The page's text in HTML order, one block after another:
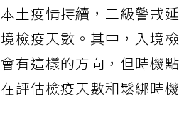
本土疫情持續，二級警戒
境檢疫天數。其中，入境
會有這樣的方向，但時機
在評估檢疫天數和鬆綁時